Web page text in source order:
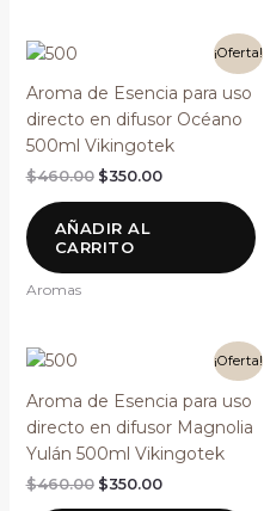
¡Oferta!
Aroma de Esencia para uso
directo en difusor Océano
500ml Vikingotek
$460.00
original
$460.00.
$350.00
actual
$350.00.
AÑADIR AL
CARRITO
Aromas
¡Oferta!
Aroma de Esencia para uso
directo en difusor Magnolia
Yulán 500ml Vikingotek
$460.00
original
era:
$460.00.
$350.00
actual
es:
$350.00.